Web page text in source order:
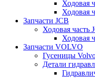
Ходовая
Ходовая
Запчасти JCB
Ходовая часть
Ходовая
Запчасти VOLVO
Гусеницы
Детали